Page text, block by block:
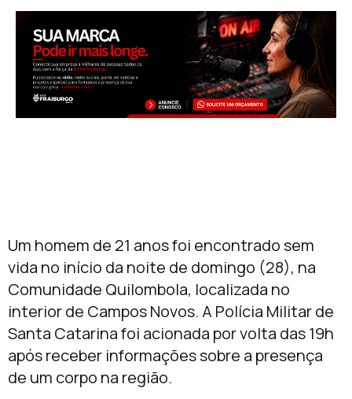
Um homem de 21 anos foi encontrado sem
vida no início da noite de domingo (28), na
Comunidade Quilombola, localizada no
interior de Campos Novos. A Polícia Militar de
Santa Catarina foi acionada por volta das 19h
após receber informações sobre a presença
de um corpo na região.